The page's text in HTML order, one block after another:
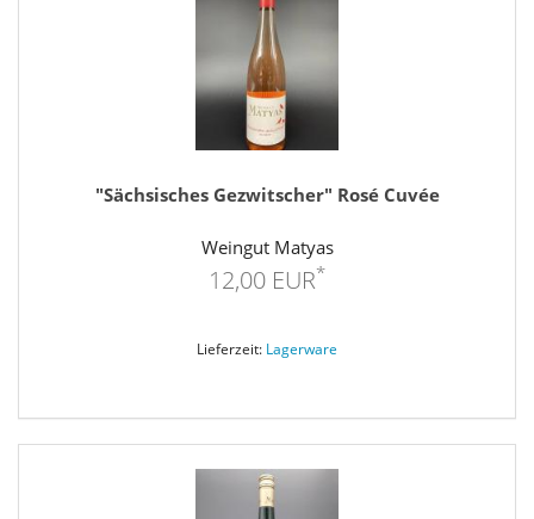
"Sächsisches Gezwitscher" Rosé Cuvée
Weingut Matyas
12,00 EUR*
Lieferzeit: Lagerware